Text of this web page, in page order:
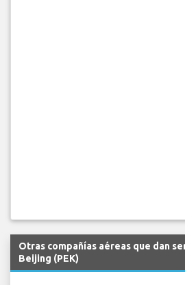
Otras compañías aéreas que dan
Beijing (PEK)